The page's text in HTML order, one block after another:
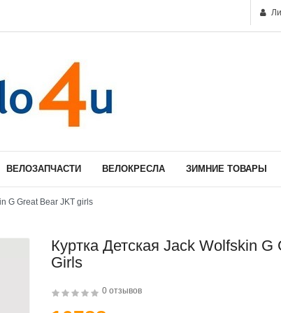
ВЕЛОЗАПЧАСТИ ВЕЛОКРЕСЛА ЗИМНИЕ ТОВАРЫ
G Great Bear JKT girls
Куртка Детская Jack Wolfskin G
Girls
0 отзывов